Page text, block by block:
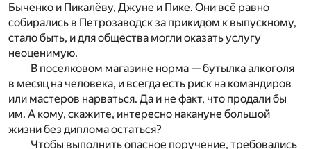
Быченко и Пикалёву, Джуне и Пике. Они всё равно
собирались в Петрозаводск за прикидом к выпускному,
стало быть, и для общества могли оказать услугу
неоценимую.
В поселковом магазине норма — бутылка алкоголя
в месяц на человека, и всегда есть риск на командиров
или мастеров нарваться. Да и не факт, что продали бы
им. А кому, скажите, интересно накануне большой
жизни без диплома остаться?
Чтобы выполнить опасное поручение, требовались